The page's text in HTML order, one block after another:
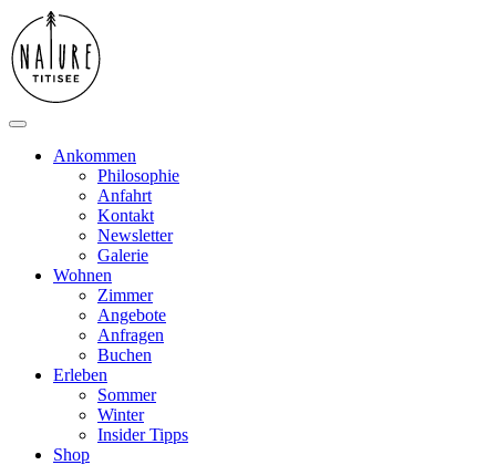
Ankommen
Philosophie
Anfahrt
Kontakt
Newsletter
Galerie
Wohnen
Zimmer
Angebote
Anfragen
Buchen
Erleben
Sommer
Winter
Insider Tipps
Shop